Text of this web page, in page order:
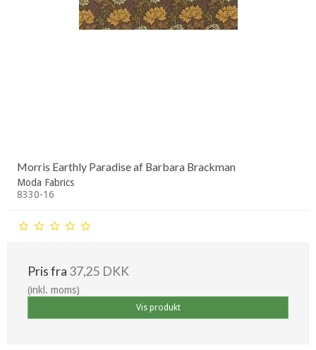
Morris Earthly Paradise af Barbara Brackman
Moda Fabrics
8330-16
Pris fra 37,25 DKK
(inkl. moms)
Vis produkt